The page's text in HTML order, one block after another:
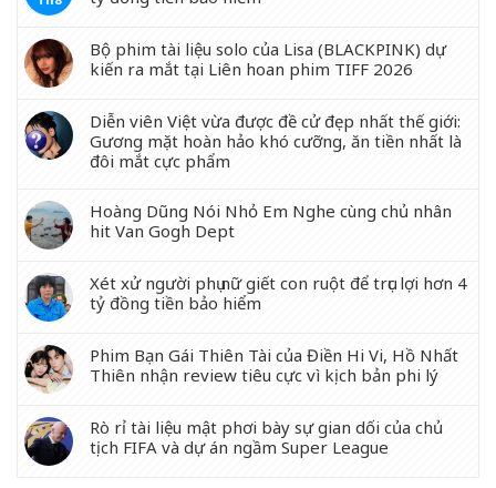
Bộ phim tài liệu solo của Lisa (BLACKPINK) dự
kiến ra mắt tại Liên hoan phim TIFF 2026
Diễn viên Việt vừa được đề cử đẹp nhất thế giới:
Gương mặt hoàn hảo khó cưỡng, ăn tiền nhất là
đôi mắt cực phẩm
Hoàng Dũng Nói Nhỏ Em Nghe cùng chủ nhân
hit Van Gogh Dept
Xét xử người phụ nữ giết con ruột để trục lợi hơn 4
tỷ đồng tiền bảo hiểm
Phim Bạn Gái Thiên Tài của Điền Hi Vi, Hồ Nhất
Thiên nhận review tiêu cực vì kịch bản phi lý
Rò rỉ tài liệu mật phơi bày sự gian dối của chủ
tịch FIFA và dự án ngầm Super League